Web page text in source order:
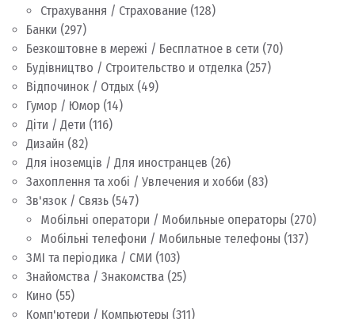
Страхування / Страхование (128)
Банки (297)
Безкоштовне в мережі / Бесплатное в сети (70)
Будівництво / Строительство и отделка (257)
Відпочинок / Отдых (49)
Гумор / Юмор (14)
Діти / Дети (116)
Дизайн (82)
Для іноземців / Для иностранцев (26)
Захоплення та хобі / Увлечения и хобби (83)
Зв'язок / Связь (547)
Мобільні оператори / Мобильные операторы (270)
Мобільні телефони / Мобильные телефоны (137)
ЗМІ та періодика / СМИ (103)
Знайомства / Знакомства (25)
Кино (55)
Комп'ютери / Компьютеры (311)